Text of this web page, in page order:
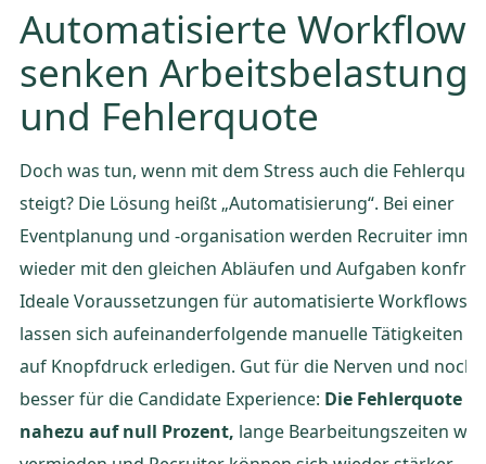
Automatisierte Workflows
senken Arbeitsbelastung
und Fehlerquote
Doch was tun, wenn mit dem Stress auch die
steigt? Die Lösung heißt „Automatisierung“. Bei einer
Eventplanung und -organisation werden Recruiter
wieder mit den gleichen Abläufen und Aufgaben
Ideale Voraussetzungen für automatisierte Workflows.
lassen sich aufeinanderfolgende manuelle Tätigkeiten
auf Knopfdruck erledigen. Gut für die Nerven und noch
besser für die Candidate Experience: Die Fehlerquote
nahezu auf null Prozent, lange Bearbeitungszeiten